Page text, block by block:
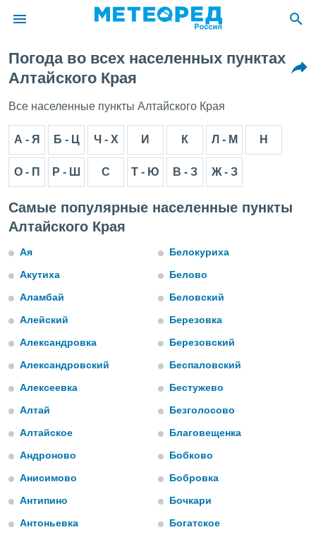
о
к этому
доступ
основе.
вы
ПРИНЯТЬ
ПРОДОЛЖИТЬ
Погода во всех населенных пунктах
Алтайского Края
Все населенные пункты Алтайского Края
А - Я Б - Ц Ч - Х И К Л - М Н
О - П Р - Ш С Т - Ю В - З Ж - З
Самые популярные населенные пункты
Алтайского Края
Ая
Акутиха
Аламбай
Алейский
Александровка
Александровский
Алексеевка
Алтай
Алтайское
Андроново
Анисимово
Антипино
Антоньевка
Белокуриха
Белово
Беловский
Березовка
Березовский
Беспаловский
Бестужево
Безголосово
Благовещенка
Бобково
Бобровка
Бочкари
Богатское